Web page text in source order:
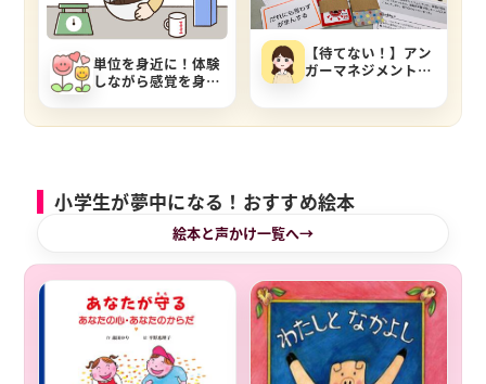
単位を身近に！体験
しながら感覚を身に
【待てない！】アン
ガーマネジメントの
で学ぶ『みんなの怒
りスイッチをさが
小学生が夢中になる！おすすめ絵本
絵本と声かけ一覧へ